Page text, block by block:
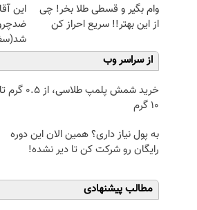
وام بگیر و قسطی طلا بخر! چی
از این بهتر!! سریع احراز کن
از سراسر وب
خرید شمش پلمپ طلاسی، از ۰.۵ گرم تا
۱۰ گرم
به پول نیاز داری؟ همین الان این دوره
رایگان رو شرکت کن تا دیر نشده!
مطالب پیشنهادی